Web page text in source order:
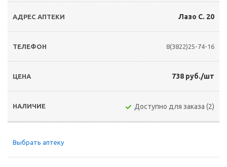
Лазо С. 20
8(3822)25-74-16
738 руб./шт
Доступно для заказа (2)
Выбрать аптеку